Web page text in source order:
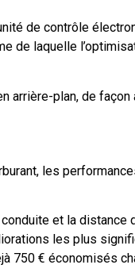
de contrôle
de laquelle
arrière-plan, de
les
et la distance
les plus
750 € économisés